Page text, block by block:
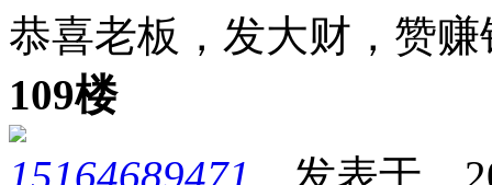
恭喜老板，发大财，赞
109楼
15164689471
发表于